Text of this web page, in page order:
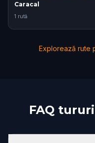
Caracal
1 rută
Explorează rute
FAQ